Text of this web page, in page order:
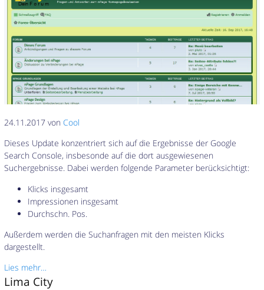
24.11.2017 vonCool
Dieses Update konzentriert sich auf die Ergebnisse der Google
Search Console, insbesonde auf die dort ausgewiesenen
Suchergebnisse. Dabei werden folgende Parameter berücksichtigt:
Klicks insgesamt
Impressionen insgesamt
Durchschn. Pos.
Außerdem werden die Suchanfragen mit den meisten Klicks
dargestellt.
Lies mehr…
Lima City